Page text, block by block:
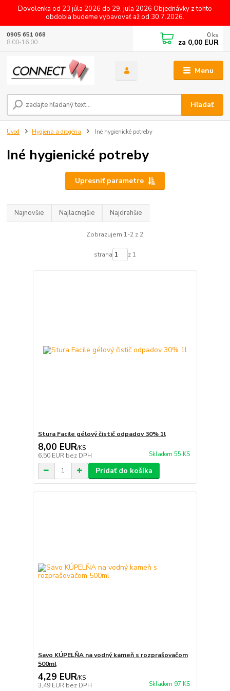
Dovolenka od 23 júla 2026 do 29. jula 2026 Objednávky z tohto
obdobia budeme vybavovať až od 30.7.2026.
Menu
Hľadať
0905 651 068
8.00-16.00
0 ks
za 0,00 EUR
Úvod Hygiena a drogéria Iné hygienické potreby
Iné hygienické potreby
Upresniť parametre
Najnovšie Najlacnejšie Najdrahšie
Zobrazujem 1-2 z 2
strana z 1
Stura Facile gélový čistič odpadov 30% 1l
8,00 EUR/KS
6,50 EUR bez DPH Skladom 55 KS
Pridať do košíka
Savo KÚPELŇA na vodný kameň s rozprašovačom
500ml
4,29 EUR/KS
3,49 EUR bez DPH Skladom 97 KS